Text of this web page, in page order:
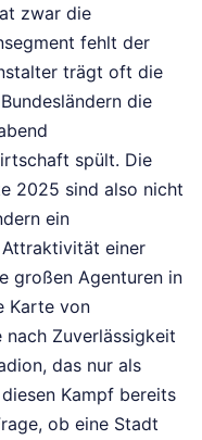
zwar die
fehlt der
trägt oft die
die
spült. Die
2025 sind also nicht
ein
einer
großen Agenturen in
Karte von
nach Zuverlässigkeit
das nur als
Kampf bereits
ob eine Stadt